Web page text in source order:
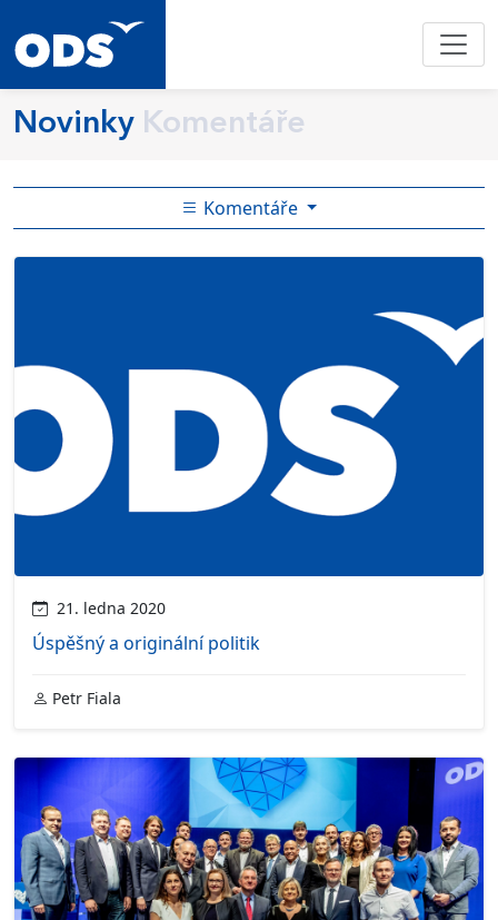
Novinky Komentáře
Komentáře
21. ledna 2020
Úspěšný a originální politik
Petr Fiala